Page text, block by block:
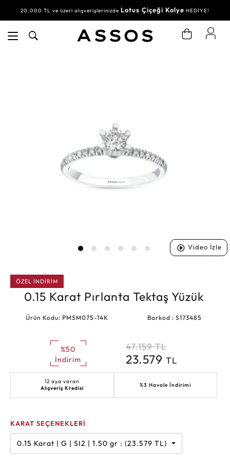
20.000 TL ve üzeri alışverişlerinizde Lotus Çiçeği Kolye HEDİYE!
Video İzle
ÖZEL İNDİRİM
0.15 Karat Pırlanta Tektaş Yüzük
Ürün Kodu: PMSM075-14K Barkod : S173485
%50
İndirim
47.159 TL
23.579TL
12 aya varan
Alışveriş Kredisi
%3 Havale İndirimi
KARAT SEÇENEKLERİ
0.15 Karat | G | SI2 | 1.50 gr : (23.579 TL)